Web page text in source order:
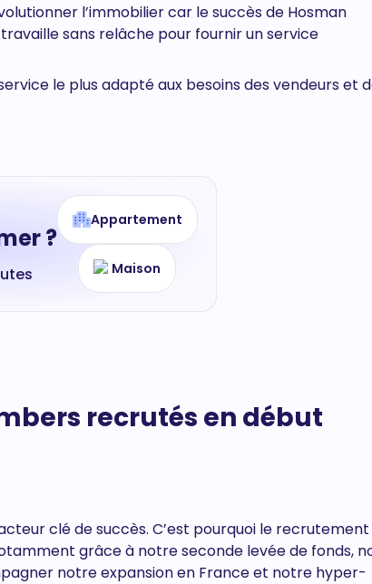
l’immobilier car le succès de Hosman
sans relâche pour fournir un service
le plus adapté aux besoins des vendeurs et
?
Appartement
Maison
recrutés en début
clé de succès. C’est pourquoi le
grâce à notre seconde levée de fonds,
notre expansion en France et notre hyper-